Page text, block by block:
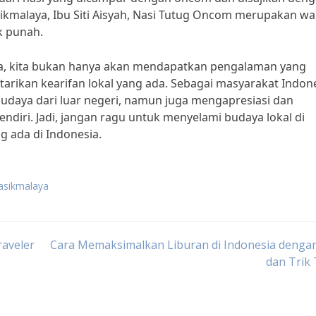
Ibu Siti Aisyah, Nasi Tutug Oncom merupakan
punah.
kita bukan hanya akan mendapatkan pengalaman yang
kearifan lokal yang ada. Sebagai masyarakat
dari luar negeri, namun juga mengapresiasi dan
Jadi, jangan ragu untuk menyelami budaya lokal di
ada di Indonesia.
Cara Memaksimalkan Liburan di Indonesia
dan Trik